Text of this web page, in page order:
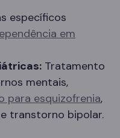
específicos
em
Tratamento
mentais,
para esquizofrenia,
transtorno bipolar.